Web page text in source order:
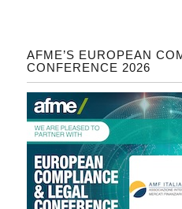
AFME’S EUROPEAN
CONFERENCE 2026